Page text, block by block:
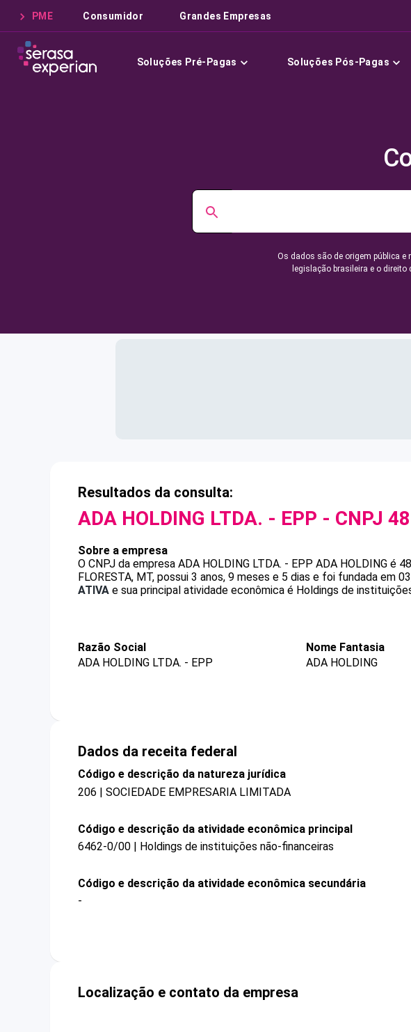
PME Consumidor Grandes Empresas
Soluções Pré-Pagas Soluções Pós-Pagas
Os dados são de origem pública
legislação brasileira e o
Resultados da consulta:
ADA HOLDING LTDA. - EPP - CNPJ
Sobre a empresa
O CNPJ da empresa ADA HOLDING LTDA. - EPP ADA HOLDING é
FLORESTA, MT, possui 3 anos, 9 meses e 5 dias e foi fundada em
ATIVA e sua principal atividade econômica é Holdings de
Razão Social
ADA HOLDING LTDA. - EPP
Nome Fantasia
ADA HOLDING
Dados da receita federal
Código e descrição da natureza jurídica
206 | SOCIEDADE EMPRESARIA LIMITADA
Código e descrição da atividade econômica principal
6462-0/00 | Holdings de instituições não-financeiras
Código e descrição da atividade econômica secundária
-
Localização e contato da empresa